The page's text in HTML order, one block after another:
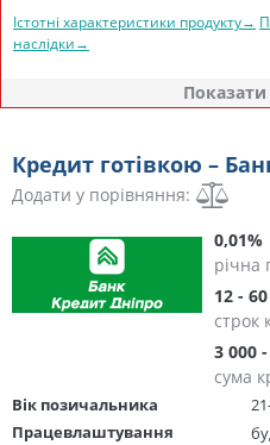
Істотні характеристики продукту→
наслідки→
Показати
Кредит готівкою –
Додати у порівняння:
0,01%
річна
12 -
строк
3 000
сума
Вік позичальника
Працевлаштування